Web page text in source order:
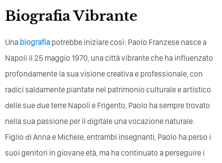
Biografia Vibrante
Una biografia potrebbe iniziare così: Paolo Franzese nasce a
Napoli il 25 maggio 1970, una città vibrante che ha influenzato
profondamente la sua visione creativa e professionale, con
radici saldamente piantate nel patrimonio culturale e artistico
delle sue due terre Napoli e Frigento, Paolo ha sempre trovato
nella sua passione per il digitale una vocazione naturale.
Figlio di Anna e Michele, entrambi insegnanti, Paolo ha perso i
suoi genitori in giovane età, ma ha continuato a perseguire i